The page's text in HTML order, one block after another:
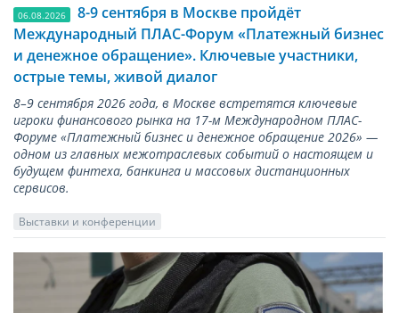
06.08.2026
8-9 сентября в Москве пройдёт
Международный ПЛАС-Форум «Платежный бизнес
и денежное обращение». Ключевые участники,
острые темы, живой диалог
8–9 сентября 2026 года, в Москве встретятся ключевые
игроки финансового рынка на 17-м Международном ПЛАС-
Форуме «Платежный бизнес и денежное обращение 2026» —
одном из главных межотраслевых событий о настоящем и
будущем финтеха, банкинга и массовых дистанционных
сервисов.
Выставки и конференции